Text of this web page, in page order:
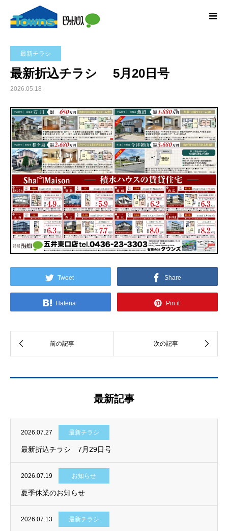
最新チラシ
最新折込チラシ 5月20日号
2026.05.18
Tweet Share
Hatena Pin it
最新記事
2026.07.27 最新チラシ
最新折込チラシ 7月29日号
2026.07.19 お知らせ
夏季休業のお知らせ
2026.07.13 最新チラシ